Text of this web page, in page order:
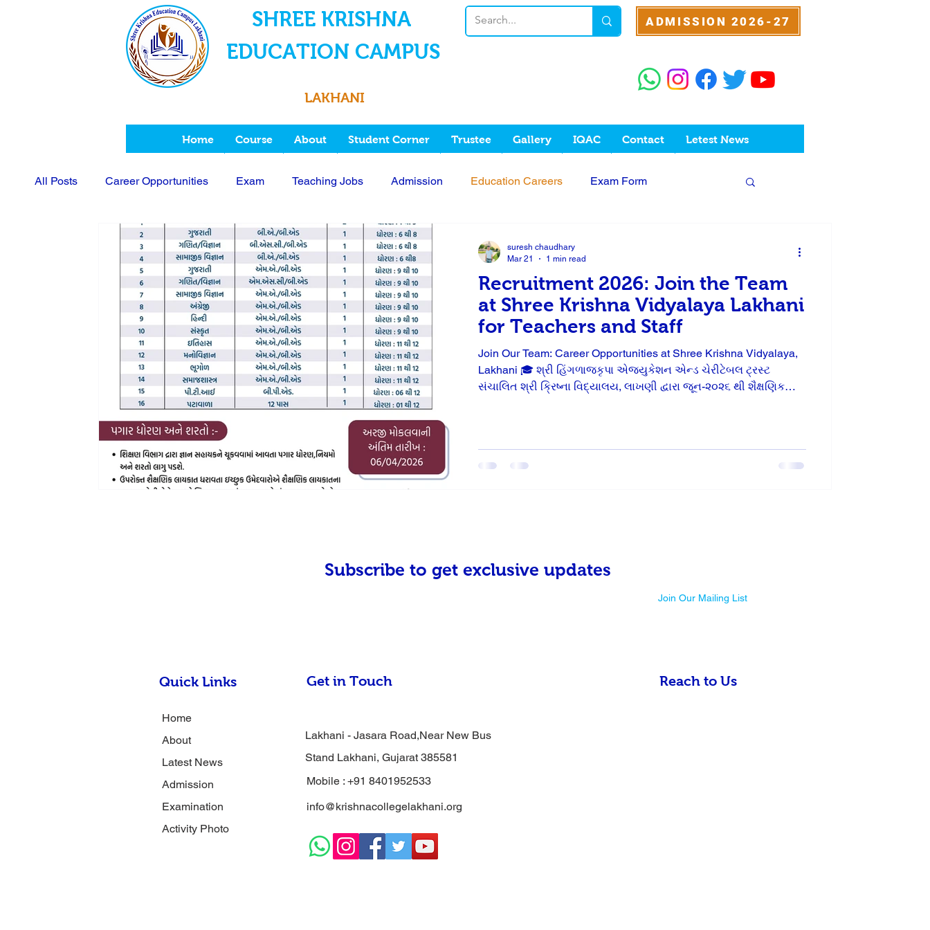
SHREE KRISHNA
EDUCATION CAMPUS
LAKHANI
ADMISSION 2026-27
Home Course About Student Corner Trustee Gallery IQAC Contact Letest News
All Posts Career Opportunities Exam Teaching Jobs Admission Education Careers Exam Form
Scholarship ABC ID Interview Job
Recruitment 2026: Join the Team
at Shree Krishna Vidyalaya Lakhani
for Teachers and Staff
Join Our Team: Career Opportunities at Shree Krishna Vidyalaya,
Lakhani 🎓 શ્રી હિંગળાજકૃપા એજ્યુકેશન એન્ડ ચેરીટેબલ ટ્રસ્ટ
સંચાલિત શ્રી ક્રિષ્ના વિદ્યાલય, લાખણી દ્વારા જૂન-૨૦૨૬ થી શૈક્ષણિક
'જ્ઞાન સહાયક' ને મળતા નિયમો અને ધોરણો મુજબ. અરજી પ્રક્રિયા :
લાયકાત ધરાવતા ઉમેદવારોએ પોતાના પ્રમાણપત્
suresh chaudhary
Mar 21
1 min read
Subscribe to get exclusive updates
Join Our Mailing List
Get in Touch Reach to Us
Lakhani - Jasara Road,Near New Bus
Stand Lakhani, Gujarat 385581
Mobile : +91 8401952533
info@krishnacollegelakhani.org
Home
About
Latest News
Admission
Examination
Activity Photo
Quick Links